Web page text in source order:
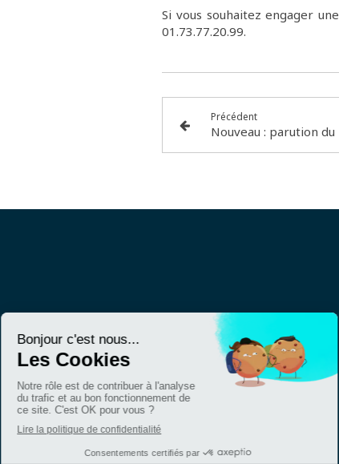
Si vous souhaitez engager une
01.73.77.20.99.
Précédent